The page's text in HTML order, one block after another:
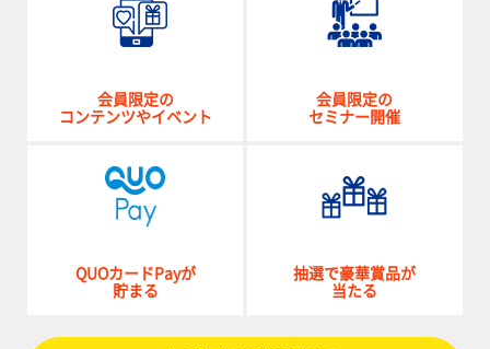
会員限定の
コンテンツやイベント
会員限定の
セミナー開催
QUOカードPayが
貯まる
抽選で豪華賞品が
当たる